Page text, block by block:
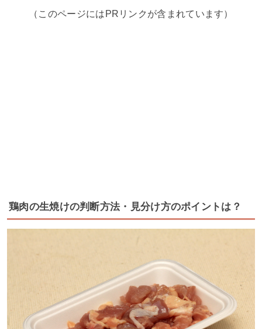
（このページにはPRリンクが含まれています）
鶏肉の生焼けの判断方法・見分け方のポイントは？